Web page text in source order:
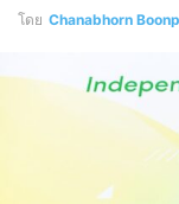
โดย Chanabhorn